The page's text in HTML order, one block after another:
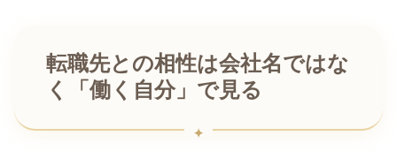
転職先との相性は会社名ではな
く「働く自分」で見る